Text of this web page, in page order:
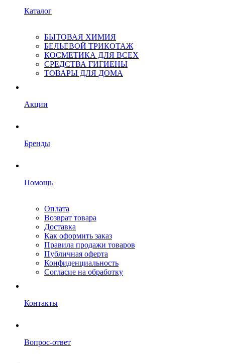
Каталог
БЫТОВАЯ ХИМИЯ
БЕЛЬЕВОЙ ТРИКОТАЖ
КОСМЕТИКА ДЛЯ ВСЕХ
СРЕДСТВА ГИГИЕНЫ
ТОВАРЫ ДЛЯ ДОМА
Акции
Бренды
Помощь
Оплата
Возврат товара
Доставка
Как оформить заказ
Правила продажи товаров
Публичная оферта
Конфиденциальность
Согласие на обработку
Контакты
Вопрос-ответ